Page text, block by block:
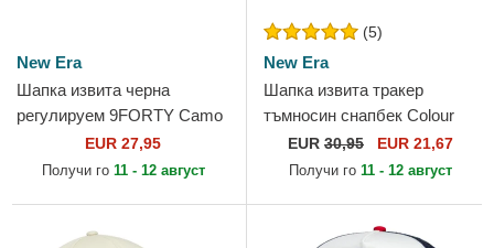
New Era
Шапка извита черна
регулируем 9FORTY Camo
Infill на New York Yankees
MLB от New Era
EUR 27,95
Получи го 11 - 12 август
(5)
New Era
Шапка извита тракер
тъмносин снапбек Colour
Block A Frame на New York
Yankees MLB от New Era
EUR 30,95 EUR 21,67
Получи го 11 - 12 август